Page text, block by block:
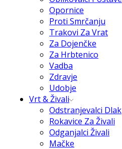
Opornice
Proti Smrčanju
Trakovi Za Vrat
Za Dojenčke
Za Hrbtenico
Vadba
Zdravje
Udobje
Vrt & Živali
Odstranjevalci Dlak
Rokavice Za Živali
Odganjalci Živali
Mačke